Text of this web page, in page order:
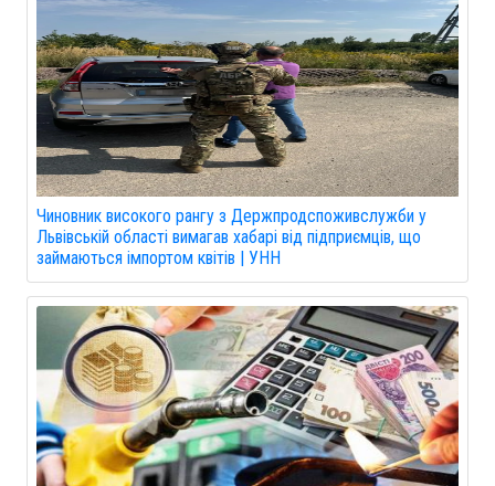
Чиновник високого рангу з Держпродспоживслужби у
Львівській області вимагав хабарі від підприємців, що
займаються імпортом квітів | УНН